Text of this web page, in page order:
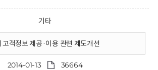
기타
객정보 제공·이용 관련 제도개선
2014-01-13 36664